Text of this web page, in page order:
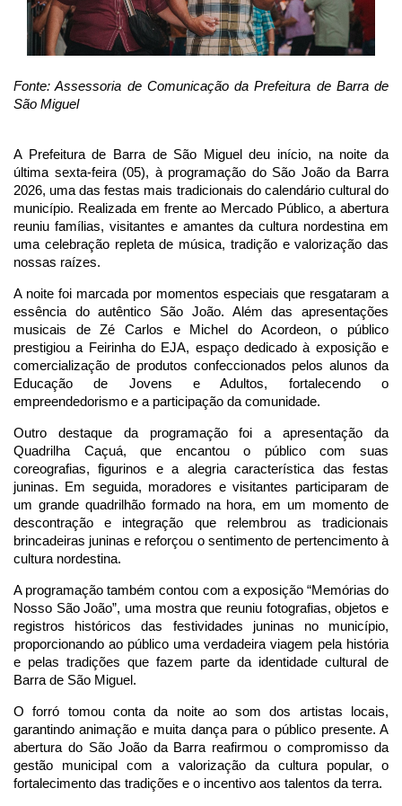
Fonte: Assessoria de Comunicação da Prefeitura de Barra de
São Miguel
A Prefeitura de Barra de São Miguel deu início, na noite da
última sexta-feira (05), à programação do São João da Barra
2026, uma das festas mais tradicionais do calendário cultural do
município. Realizada em frente ao Mercado Público, a abertura
reuniu famílias, visitantes e amantes da cultura nordestina em
uma celebração repleta de música, tradição e valorização das
nossas raízes.
A noite foi marcada por momentos especiais que resgataram a
essência do autêntico São João. Além das apresentações
musicais de Zé Carlos e Michel do Acordeon, o público
prestigiou a Feirinha do EJA, espaço dedicado à exposição e
comercialização de produtos confeccionados pelos alunos da
Educação de Jovens e Adultos, fortalecendo o
empreendedorismo e a participação da comunidade.
Outro destaque da programação foi a apresentação da
Quadrilha Caçuá, que encantou o público com suas
coreografias, figurinos e a alegria característica das festas
juninas. Em seguida, moradores e visitantes participaram de
um grande quadrilhão formado na hora, em um momento de
descontração e integração que relembrou as tradicionais
brincadeiras juninas e reforçou o sentimento de pertencimento à
cultura nordestina.
A programação também contou com a exposição “Memórias do
Nosso São João”, uma mostra que reuniu fotografias, objetos e
registros históricos das festividades juninas no município,
proporcionando ao público uma verdadeira viagem pela história
e pelas tradições que fazem parte da identidade cultural de
Barra de São Miguel.
O forró tomou conta da noite ao som dos artistas locais,
garantindo animação e muita dança para o público presente. A
abertura do São João da Barra reafirmou o compromisso da
gestão municipal com a valorização da cultura popular, o
fortalecimento das tradições e o incentivo aos talentos da terra.